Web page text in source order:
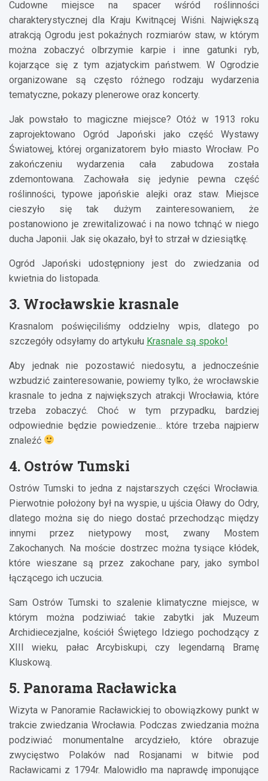
Cudowne miejsce na spacer wśród roślinności
charakterystycznej dla Kraju Kwitnącej Wiśni. Największą
atrakcją Ogrodu jest pokaźnych rozmiarów staw, w którym
można zobaczyć olbrzymie karpie i inne gatunki ryb,
kojarzące się z tym azjatyckim państwem. W Ogrodzie
organizowane są często różnego rodzaju wydarzenia
tematyczne, pokazy plenerowe oraz koncerty.
Jak powstało to magiczne miejsce? Otóż w 1913 roku
zaprojektowano Ogród Japoński jako część Wystawy
Światowej, której organizatorem było miasto Wrocław. Po
zakończeniu wydarzenia cała zabudowa została
zdemontowana. Zachowała się jedynie pewna część
roślinności, typowe japońskie alejki oraz staw. Miejsce
cieszyło się tak dużym zainteresowaniem, że
postanowiono je zrewitalizować i na nowo tchnąć w niego
ducha Japonii. Jak się okazało, był to strzał w dziesiątkę.
Ogród Japoński udostępniony jest do zwiedzania od
kwietnia do listopada.
3. Wrocławskie krasnale
Krasnalom poświęciliśmy oddzielny wpis, dlatego po
szczegóły odsyłamy do artykułu Krasnale są spoko!
Aby jednak nie pozostawić niedosytu, a jednocześnie
wzbudzić zainteresowanie, powiemy tylko, że wrocławskie
krasnale to jedna z największych atrakcji Wrocławia, które
trzeba zobaczyć. Choć w tym przypadku, bardziej
odpowiednie będzie powiedzenie… które trzeba najpierw
znaleźć
4. Ostrów Tumski
Ostrów Tumski to jedna z najstarszych części Wrocławia.
Pierwotnie położony był na wyspie, u ujścia Oławy do Odry,
dlatego można się do niego dostać przechodząc między
innymi przez nietypowy most, zwany Mostem
Zakochanych. Na moście dostrzec można tysiące kłódek,
które wieszane są przez zakochane pary, jako symbol
łączącego ich uczucia.
Sam Ostrów Tumski to szalenie klimatyczne miejsce, w
którym można podziwiać takie zabytki jak Muzeum
Archidiecezjalne, kościół Świętego Idziego pochodzący z
XIII wieku, pałac Arcybiskupi, czy legendarną Bramę
Kluskową.
5. Panorama Racławicka
Wizyta w Panoramie Racławickiej to obowiązkowy punkt w
trakcie zwiedzania Wrocławia. Podczas zwiedzania można
podziwiać monumentalne arcydzieło, które obrazuje
zwycięstwo Polaków nad Rosjanami w bitwie pod
Racławicami z 1794r. Malowidło ma naprawdę imponujące